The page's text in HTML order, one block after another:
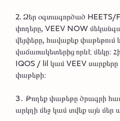
2. Ձեր օգտագործած HEETS/
փոդերը, VEEV NOW
վեյփերը, հավաքեք փաթեթում
վաճառակետերից որևէ մեկը։
IQOS / lil կամ VEEV
փաթեթի։
3․ Թողեք փաթեթը ծրագրի
արկղի մեջ կամ տվեք այն մեր